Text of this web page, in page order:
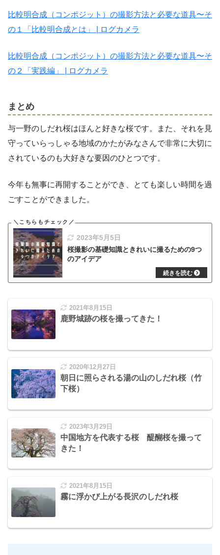
比較明合成（コンポジット）の撮影方法と必要な道具〜そ
の１「比較明合成とは」 | ログカメラ
比較明合成（コンポジット）の撮影方法と必要な道具〜そ
の２「実践編」 | ログカメラ
まとめ
与一野のしだれ桜はほんと好きな桜です。また、それを見
守っていらっしゃる地域のかたがみなさんで非常に大切に
されているのも大好きな要因のひとつです。
今年も無事に再開することができ、とても楽しい時間を過
ごすことができました。
2023年5月5日
桜撮影の基礎知識ときれいに撮るための9つ
のアイデア
2021年8月15日
鹿野城跡の桜を撮ってきた！
2020年12月27日
朝日に照らされる湯の山のしだれ桜（竹
下桜）
2023年3月29日
中国地方を代表する桜 醍醐桜を撮って
きた！
2021年8月15日
霧に浮かび上がる長沢のしだれ桜